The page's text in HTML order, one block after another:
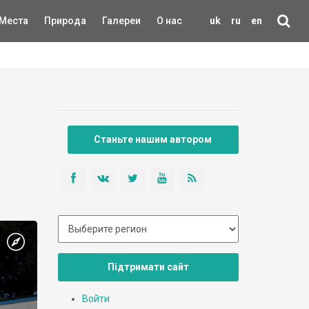
uk ru en
Природа Галереи О нас
Станьте нашим автором
Підтримати сайт
Войти